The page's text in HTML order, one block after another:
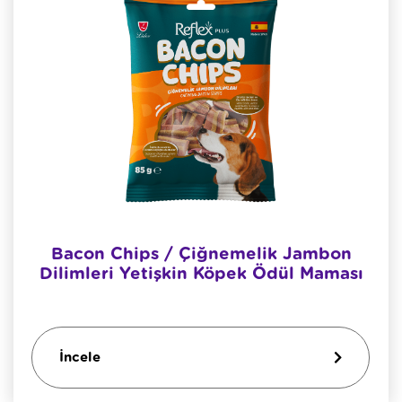
Bacon Chips / Çiğnemelik Jambon
Dilimleri Yetişkin Köpek Ödül Maması
İncele